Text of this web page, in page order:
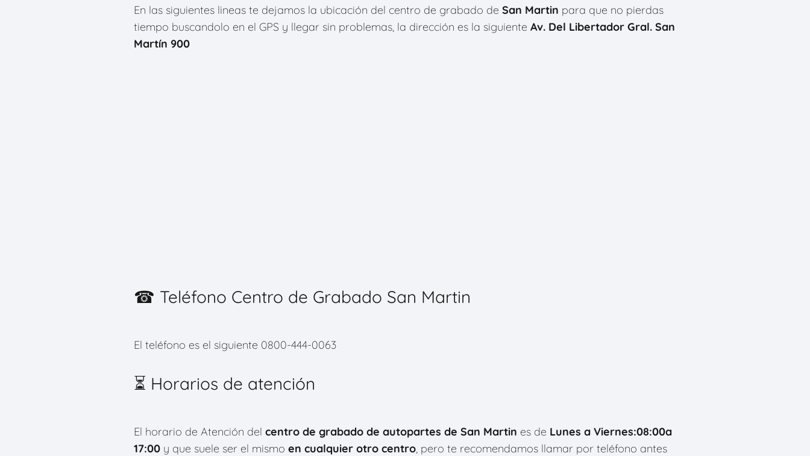
En las siguientes lineas te dejamos la ubicación del centro de grabado de San Martin para que no pierdas
tiempo buscandolo en el GPS y llegar sin problemas, la dirección es la siguiente Av. Del Libertador Gral. San
Martín 900
☎ Teléfono Centro de Grabado San Martin
El teléfono es el siguiente 0800-444-0063
⏳ Horarios de atención
El horario de Atención del centro de grabado de autopartes de San Martin es de Lunes a Viernes:08:00a
17:00 y que suele ser el mismo en cualquier otro centro, pero te recomendamos llamar por teléfono antes